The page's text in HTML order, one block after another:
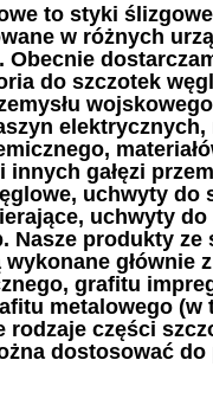
to styki
w różnych
Obecnie
do szczotek
elektrycznych,
gałęzi
uchwyty do
uchwyty do
Nasze produkty ze
głównie
grafitu
metalowego (w
rodzaje części
dostosować do